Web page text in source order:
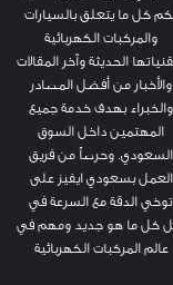
كل ما يتعلق بالسيارات
والمركبات الكهربائية
الحديثة وآخر المقالات
والأخبار من أفضل المصادر
والخبراء بهدف خدمة جميع
المهتمين داخل السوق
السعودي. وحرصاً من فريق
العمل بسعودي ايفيز على
توخي الدقة مع السرعة في
كل ما هو جديد ومهم في
عالم المركبات الكهربائية